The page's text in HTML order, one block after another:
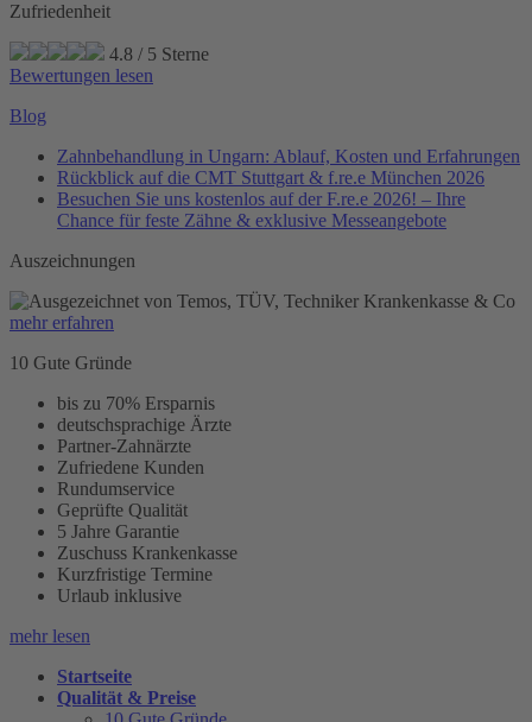
Zufriedenheit
4.8 / 5 Sterne
Bewertungen lesen
Blog
Zahnbehandlung in Ungarn: Ablauf, Kosten und Erfahrungen
Rückblick auf die CMT Stuttgart & f.re.e München 2026
Besuchen Sie uns kostenlos auf der F.re.e 2026! – Ihre
Chance für feste Zähne & exklusive Messeangebote
Auszeichnungen
mehr erfahren
10 Gute Gründe
bis zu 70% Ersparnis
deutschsprachige Ärzte
Partner-Zahnärzte
Zufriedene Kunden
Rundumservice
Geprüfte Qualität
5 Jahre Garantie
Zuschuss Krankenkasse
Kurzfristige Termine
Urlaub inklusive
mehr lesen
Startseite
Qualität & Preise